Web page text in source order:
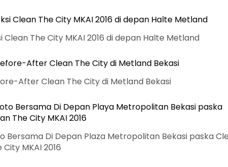
Clean The City MKAI 2016 di depan Halte Metland
After Clean The City di Metland Bekasi
Bersama Di Depan Plaza Metropolitan Bekasi paska
City MKAI 2016